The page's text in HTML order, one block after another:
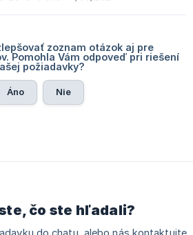
zoznam otázok aj pre
Pomohla Vám odpoveď pri riešení
požiadavky?
Áno Nie
čo ste hľadali?